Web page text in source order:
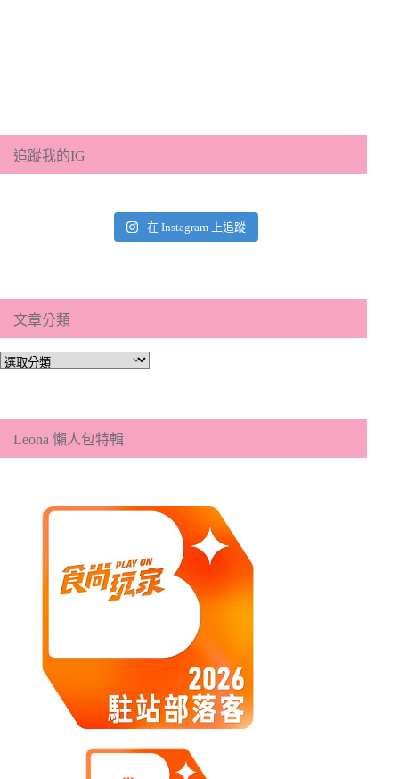
追蹤我的IG
在 Instagram 上追蹤
文章分類
文
類
Leona 懶人包特輯